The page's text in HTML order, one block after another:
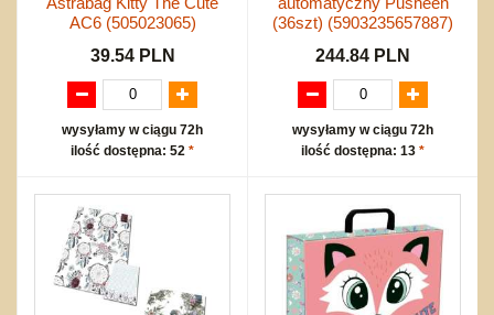
AC6 (505023065)
39.54 PLN
wysyłamy w ciągu 72h
ilość dostępna: 52 *
(36szt) (5903235657887)
244.84 PLN
wysyłamy w ciągu 72h
ilość dostępna: 13 *